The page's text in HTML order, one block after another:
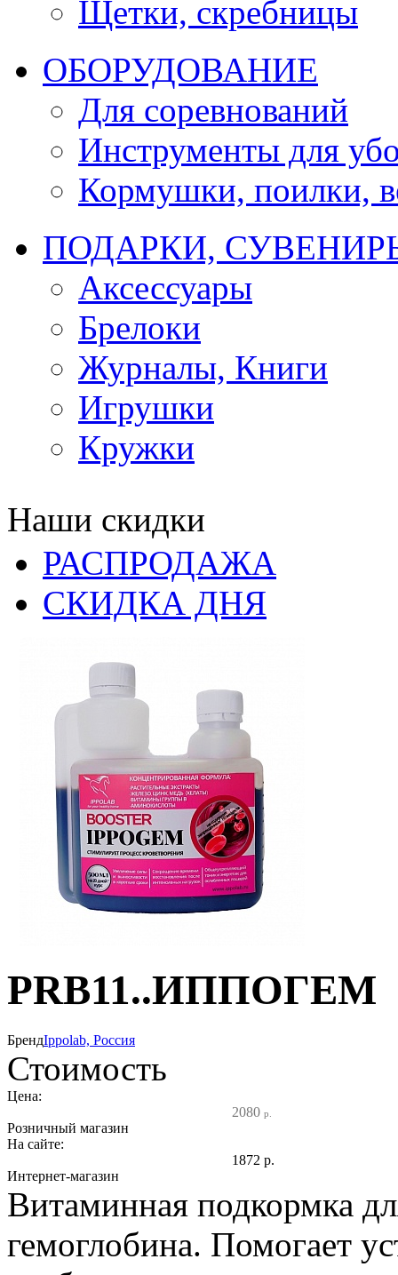
Щетки, скребницы
ОБОРУДОВАНИЕ
Для соревнований
Инструменты для
Кормушки, поилки,
ПОДАРКИ,
Аксессуары
Брелоки
Журналы, Книги
Игрушки
Кружки
Наши скидки
РАСПРОДАЖА
СКИДКА ДНЯ
PRB11..ИППОГЕМ
БрендIppolab, Россия
Стоимость
Цена:
Розничный магазин
2080 р.
На сайте:
Интернет-магазин
1872 р.
Витаминная подкормка
гемоглобина. Помогает